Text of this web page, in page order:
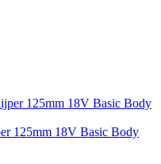
125mm 18V Basic Body